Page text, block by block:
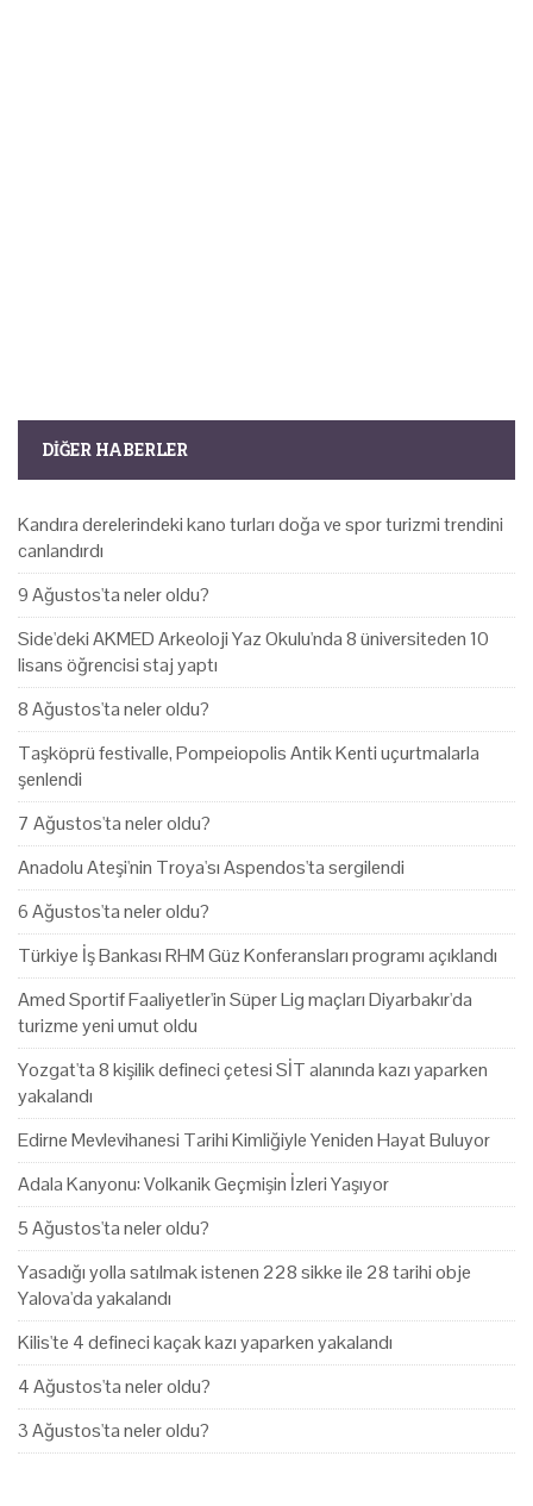
DIĞER HABERLER
Kandıra derelerindeki kano turları doğa ve spor turizmi trendini
canlandırdı
9 Ağustos'ta neler oldu?
Side'deki AKMED Arkeoloji Yaz Okulu'nda 8 üniversiteden 10
lisans öğrencisi staj yaptı
8 Ağustos'ta neler oldu?
Taşköprü festivalle, Pompeiopolis Antik Kenti uçurtmalarla
şenlendi
7 Ağustos'ta neler oldu?
Anadolu Ateşi'nin Troya'sı Aspendos'ta sergilendi
6 Ağustos'ta neler oldu?
Türkiye İş Bankası RHM Güz Konferansları programı açıklandı
Amed Sportif Faaliyetler'in Süper Lig maçları Diyarbakır'da
turizme yeni umut oldu
Yozgat'ta 8 kişilik defineci çetesi SİT alanında kazı yaparken
yakalandı
Edirne Mevlevihanesi Tarihi Kimliğiyle Yeniden Hayat Buluyor
Adala Kanyonu: Volkanik Geçmişin İzleri Yaşıyor
5 Ağustos'ta neler oldu?
Yasadığı yolla satılmak istenen 228 sikke ile 28 tarihi obje
Yalova'da yakalandı
Kilis'te 4 defineci kaçak kazı yaparken yakalandı
4 Ağustos'ta neler oldu?
3 Ağustos'ta neler oldu?